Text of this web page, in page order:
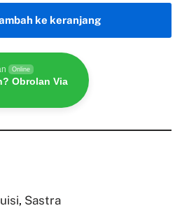
ke keranjang
Online
Obrolan Via
, Sastra